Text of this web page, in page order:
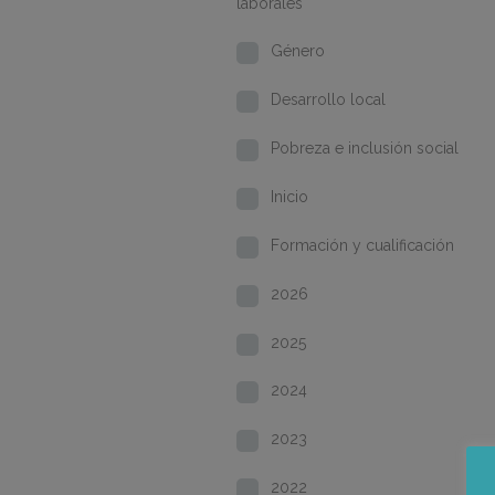
Género
Desarrollo local
Pobreza e inclusión social
Inicio
Formación y cualificación
2026
2025
2024
2023
2022